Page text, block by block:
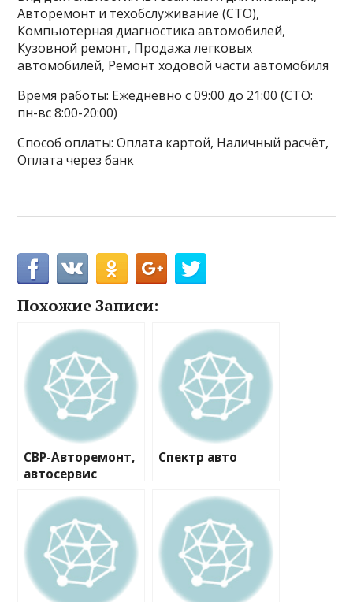
Авторемонт и техобслуживание (СТО),
Компьютерная диагностика автомобилей,
Кузовной ремонт, Продажа легковых
автомобилей, Ремонт ходовой части автомобиля
Время работы: Ежедневно с 09:00 до 21:00 (СТО:
пн-вс 8:00-20:00)
Способ оплаты: Оплата картой, Наличный расчёт,
Оплата через банк
Похожие Записи:
СВР-Авторемонт,
автосервис
Спектр авто